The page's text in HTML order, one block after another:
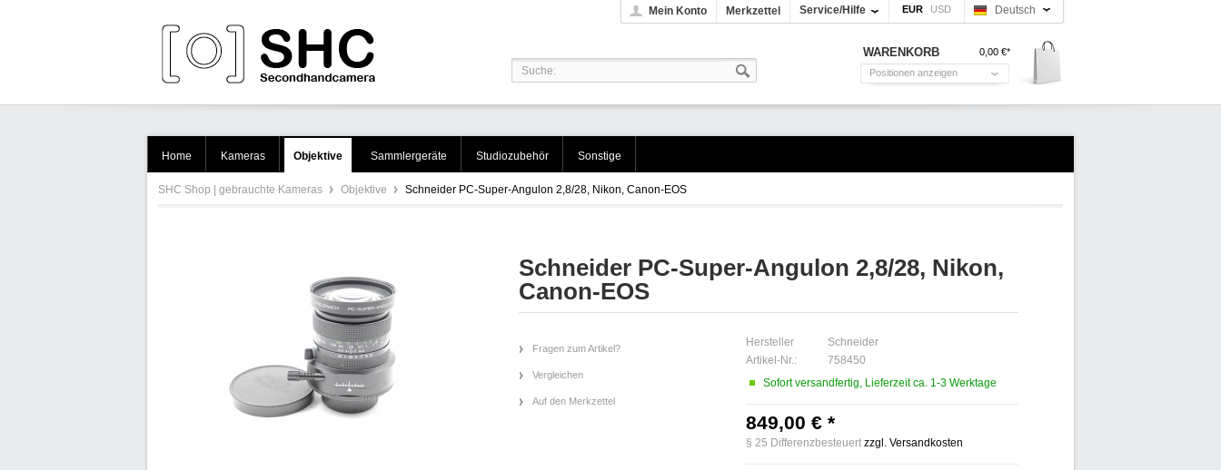
Mein Konto Merkzettel Service/Hilfe Deutsch
WARENKORB
0,00 €*
Positionen anzeigen
Home Kameras Objektive Sammlergeräte Studiozubehör Sonstige
SHC Shop | gebrauchte Kameras Objektive Schneider PC-Super-Angulon 2,8/28, Nikon, Canon-EOS
Schneider PC-Super-Angulon 2,8/28, Nikon,
Canon-EOS
Fragen zum Artikel?
Vergleichen
Auf den Merkzettel
Hersteller
Schneider
Artikel-Nr.:
758450
Sofort versandfertig, Lieferzeit ca. 1-3 Werktage
849,00 € *
§ 25 Differenzbesteuert zzgl. Versandkosten